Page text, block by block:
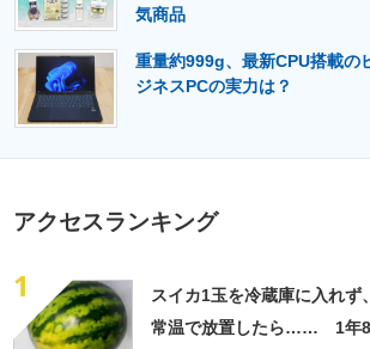
気商品
重量約999g、最新CPU搭載の
ジネスPCの実力は？
アクセスランキング
1
スイカ1玉を冷蔵庫に入れず、
常温で放置したら…… 1年8